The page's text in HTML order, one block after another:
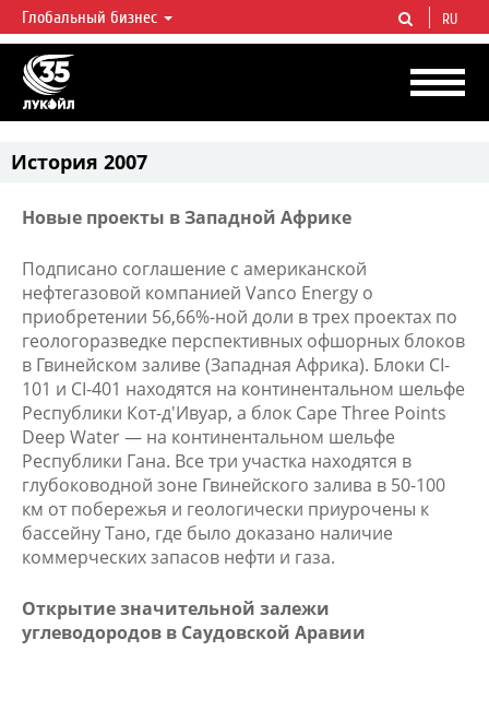
ЛУКОЙЛ СЕГОДНЯ
ЛУКОЙЛ — одна из крупнейших вертикально интегрированных
нефтегазовых компаний в мире, на долю которой приходится более 2%
мировой добычи нефти и около 1% доказанных запасов углеводородов.
Глобальный бизнес RU
История 2007
Новые проекты в Западной Африке
Подписано соглашение с американской
нефтегазовой компанией Vanco Energy о
приобретении 56,66%-ной доли в трех проектах по
геологоразведке перспективных офшорных блоков
в Гвинейском заливе (Западная Африка). Блоки CI-
101 и CI-401 находятся на континентальном шельфе
Республики Кот-д'Ивуар, а блок Cape Three Points
Deep Water — на континентальном шельфе
Республики Гана. Все три участка находятся в
глубоководной зоне Гвинейского залива в 50-100
км от побережья и геологически приурочены к
бассейну Тано, где было доказано наличие
коммерческих запасов нефти и газа.
Открытие значительной залежи
углеводородов в Саудовской Аравии